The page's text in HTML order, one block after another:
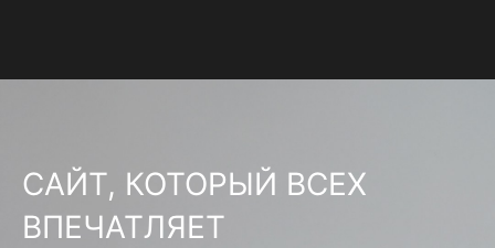
САЙТ, КОТОРЫЙ ВСЕХ
ВПЕЧАТЛЯЕТ